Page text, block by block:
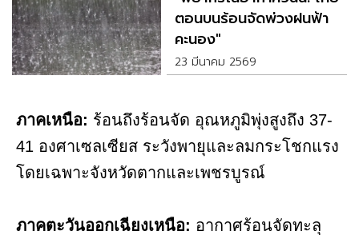
ตอนบนร้อนจัดพ่วงฝนฟ้า
คะนอง"
23 มีนาคม 2569
ภาคเหนือ: ร้อนถึงร้อนจัด อุณหภูมิพุ่งสูงถึง 37-
41 องศาเซลเซียส ระวังพายุและลมกระโชกแรง
โดยเฉพาะจังหวัดตากและเพชรบูรณ์
ภาคตะวันออกเฉียงเหนือ: อากาศร้อนจัดทะลุ